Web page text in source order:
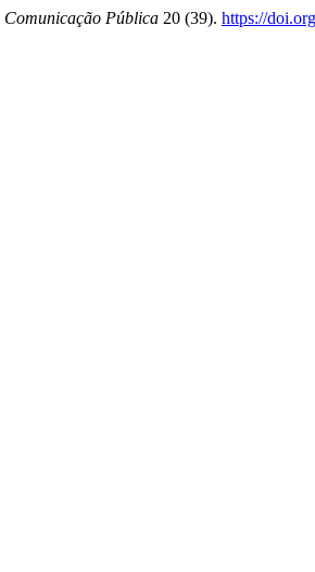
Comunicação Pública 20 (39). https://